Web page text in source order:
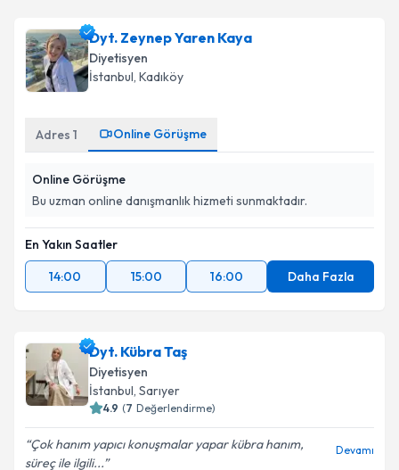
takvim hazırlandığında e-posta ile bilgilendireceğiz.
E-posta Adresiniz
Metni'ni okudum ve kişisel verilerimin belirtilen
kapsamda işlenmesini kabul ediyorum.
Dyt. Zeynep Yaren Kaya
Diyetisyen
İstanbul , Kadıköy
Adres 1 Online Görüşme
Online Görüşme
Bu uzman online danışmanlık hizmeti sunmaktadır.
En Yakın Saatler
14:00
15:00 16:00 Daha Fazla
Dyt. Kübra Taş
Diyetisyen
İstanbul , Sarıyer
4.9 (7 Değerlendirme)
Çok hanım yapıcı konuşmalar yapar kübra hanım,
süreç ile ilgili...
Devamı